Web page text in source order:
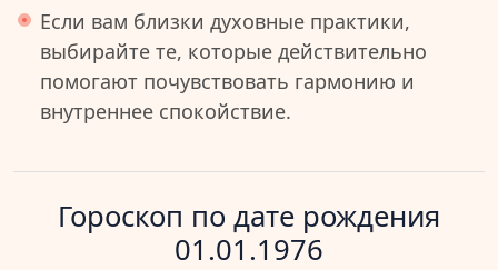
Если вам близки духовные практики,
выбирайте те, которые действительно
помогают почувствовать гармонию и
внутреннее спокойствие.
Гороскоп по дате рождения
01.01.1976